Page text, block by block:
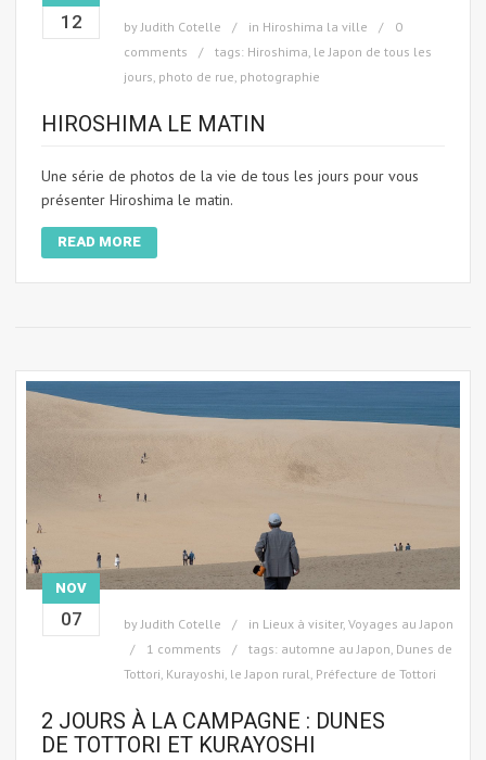
12 by Judith Cotelle in Hiroshima la ville
0
comments
tags: Hiroshima le Japon de tous les
jours photo de rue photographie
HIROSHIMA LE MATIN
Une série de photos de la vie de tous les jours pour vous
présenter Hiroshima le matin.
READ MORE
NOV
07 byJudith Cotelle in Lieux à visiter, Voyages au Japon
1 comments
tags: automne au Japon, Dunes de
Tottori, Kurayoshi, le Japon rural, Préfecture de Tottori
2 JOURS À LA CAMPAGNE : DUNES
DE TOTTORI ET KURAYOSHI